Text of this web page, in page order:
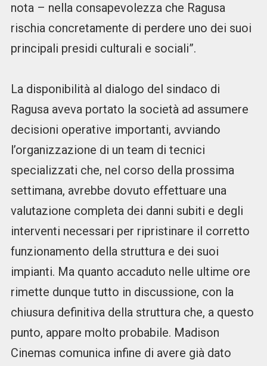
nota – nella consapevolezza che Ragusa
rischia concretamente di perdere uno dei suoi
principali presidi culturali e sociali”.
La disponibilità al dialogo del sindaco di
Ragusa aveva portato la società ad assumere
decisioni operative importanti, avviando
l’organizzazione di un team di tecnici
specializzati che, nel corso della prossima
settimana, avrebbe dovuto effettuare una
valutazione completa dei danni subiti e degli
interventi necessari per ripristinare il corretto
funzionamento della struttura e dei suoi
impianti. Ma quanto accaduto nelle ultime ore
rimette dunque tutto in discussione, con la
chiusura definitiva della struttura che, a questo
punto, appare molto probabile. Madison
Cinemas comunica infine di avere già dato